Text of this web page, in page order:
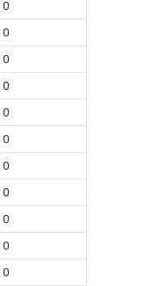
0
0
0
0
0
0
0
0
0
0
0